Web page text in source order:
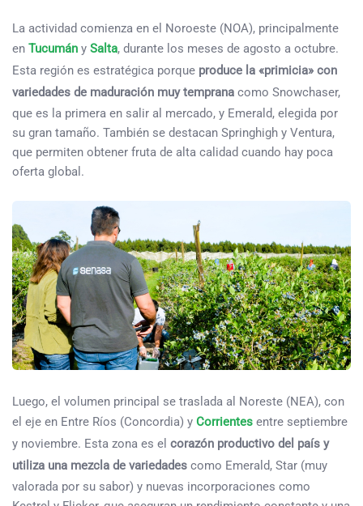
La actividad comienza en el Noroeste (NOA), principalmente
en Tucumán y Salta, durante los meses de agosto a octubre.
Esta región es estratégica porque produce la «primicia» con
variedades de maduración muy temprana como Snowchaser,
que es la primera en salir al mercado, y Emerald, elegida por
su gran tamaño. También se destacan Springhigh y Ventura,
que permiten obtener fruta de alta calidad cuando hay poca
oferta global.
Luego, el volumen principal se traslada al Noreste (NEA), con
el eje en Entre Ríos (Concordia) y Corrientes entre septiembre
y noviembre. Esta zona es el corazón productivo del país y
utiliza una mezcla de variedades como Emerald, Star (muy
valorada por su sabor) y nuevas incorporaciones como